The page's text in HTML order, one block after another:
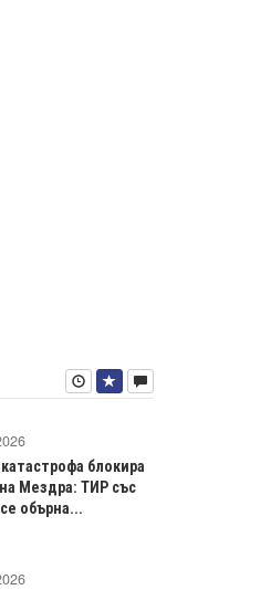
блокира
Мездра: ТИР със
обърна...